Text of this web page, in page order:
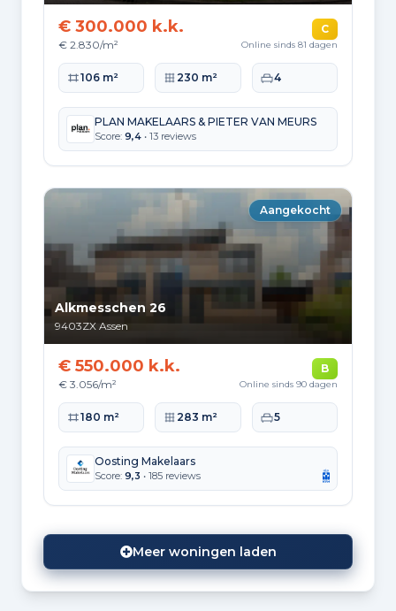
€ 300.000 k.k.
€ 2.830/m²
C
Online sinds 81 dagen
Woonoppervlakte
106 m² Perceeloppervlakte
230 m² Slaapkamers
4
PLAN MAKELAARS & PIETER VAN MEURS
Score: 9,4 • 13 reviews
Aangekocht
Alkmesschen 26
9403ZX Assen
€ 550.000 k.k.
€ 3.056/m²
B
Online sinds 90 dagen
Woonoppervlakte
180 m² Perceeloppervlakte
283 m² Slaapkamers
5
Oosting Makelaars
Score: 9,3 • 185 reviews
Meer woningen laden